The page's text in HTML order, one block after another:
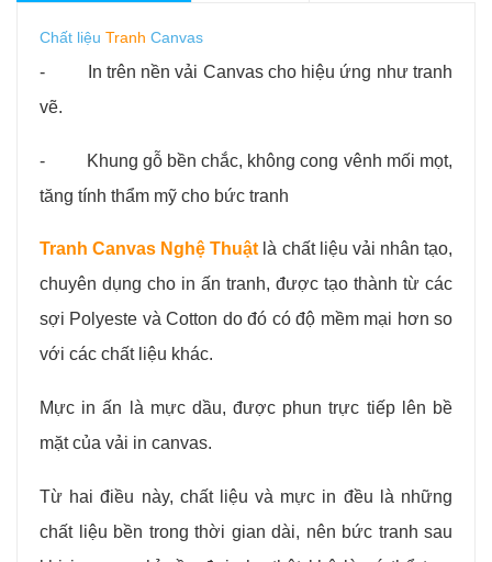
Chất liệu Tranh Canvas
- In trên nền vải Canvas cho hiệu ứng như tranh
vẽ.
- Khung gỗ bền chắc, không cong vênh mối mọt,
tăng tính thẩm mỹ cho bức tranh
Tranh Canvas Nghệ Thuật là chất liệu vải nhân tạo,
chuyên dụng cho in ấn tranh, được tạo thành từ các
sợi Polyeste và Cotton do đó có độ mềm mại hơn so
với các chất liệu khác.
Mực in ấn là mực dầu, được phun trực tiếp lên bề
mặt của vải in canvas.
Từ hai điều này, chất liệu và mực in đều là những
chất liệu bền trong thời gian dài, nên bức tranh sau